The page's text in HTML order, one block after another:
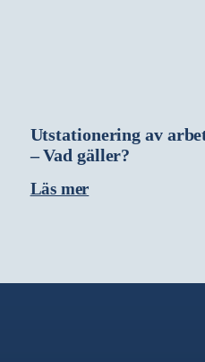
Utstationering av
– Vad gäller?
Läs mer